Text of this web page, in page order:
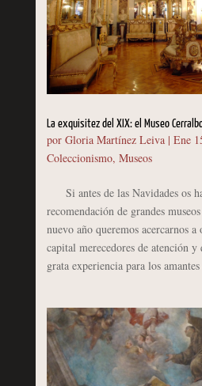
La exquisitez del XIX: el Museo
por Gloria Martínez Leiva| Ene
Coleccionismo, Museos
Si antes de las Navidades os
recomendación de grandes
nuevo año queremos acercarnos
capital merecedores de atención y
grata experiencia para los